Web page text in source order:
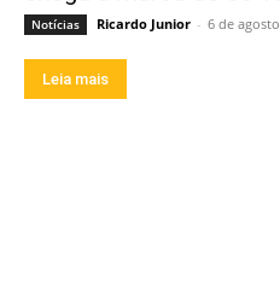
Notícias Ricardo Junior - 6 de
Leia mais